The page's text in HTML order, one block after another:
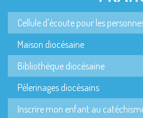
Cellule d'écoute pour les
Maison diocésaine
Bibliothèque diocésaine
Pèlerinages diocésains
Inscrire mon enfant au